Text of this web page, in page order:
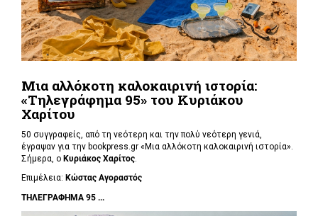
Μια αλλόκοτη καλοκαιρινή ιστορία:
«Τηλεγράφημα 95» του Κυριάκου
Χαρίτου
50 συγγραφείς, από τη νεότερη και την πολύ νεότερη γενιά,
έγραψαν για την bookpress.gr «Μια αλλόκοτη καλοκαιρινή ιστορία».
Σήμερα, ο Κυριάκος Χαρίτος
Επιμέλεια: Κώστας Αγοραστός
ΤΗΛΕΓΡΑΦΗΜΑ 95 ...